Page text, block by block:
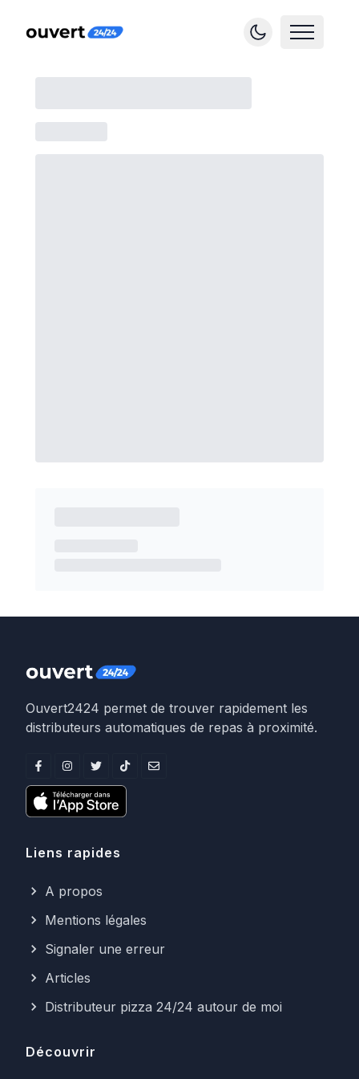
Ouvert2424 permet de trouver rapidement les
distributeurs automatiques de repas à proximité.
Liens rapides
A propos
Mentions légales
Signaler une erreur
Articles
Distributeur pizza 24/24 autour de moi
Découvrir